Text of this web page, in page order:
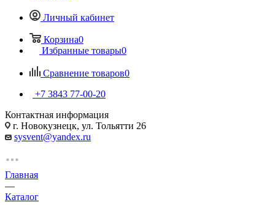
Личный кабинет
Корзина0
Избранные товары0
Сравнение товаров0
+7 3843 77-00-20
Контактная информация
г. Новокузнецк, ул. Тольятти 26
sysvent@yandex.ru
Главная
—
Каталог